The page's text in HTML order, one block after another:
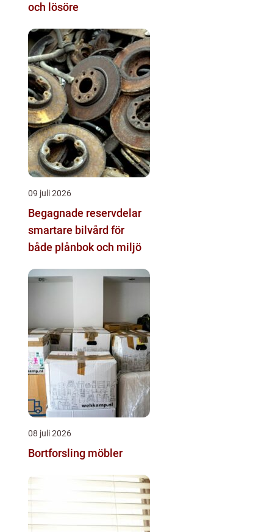
och lösöre
09 juli 2026
Begagnade reservdelar
smartare bilvård för
både plånbok och miljö
08 juli 2026
Bortforsling möbler